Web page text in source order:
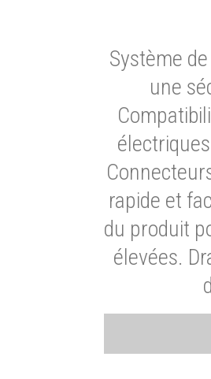
Système
une
rapide et
du produit
élevées.